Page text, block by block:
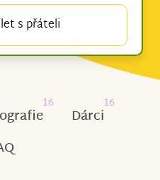
s přáteli
16
Dárci
16